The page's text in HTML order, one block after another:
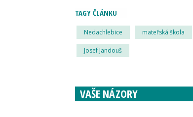
TAGY ČLÁNKU
Nedachlebice mateřská škola
Josef Jandouš
VAŠE NÁZORY